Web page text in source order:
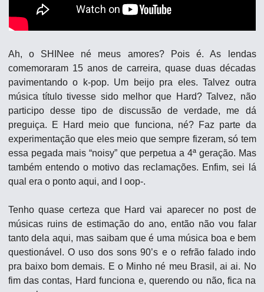
Ah, o SHINee né meus amores? Pois é. As lendas
comemoraram 15 anos de carreira, quase duas décadas
pavimentando o k-pop. Um beijo pra eles. Talvez outra
música título tivesse sido melhor que Hard? Talvez, não
participo desse tipo de discussão de verdade, me dá
preguiça. E Hard meio que funciona, né? Faz parte da
experimentação que eles meio que sempre fizeram, só tem
essa pegada mais “noisy” que perpetua a 4ª geração. Mas
também entendo o motivo das reclamações. Enfim, sei lá
qual era o ponto aqui, and I oop-.
Tenho quase certeza que Hard vai aparecer no post de
músicas ruins de estimação do ano, então não vou falar
tanto dela aqui, mas saibam que é uma música boa e bem
questionável. O uso dos sons 90’s e o refrão falado indo
pra baixo bom demais. E o Minho né meu Brasil, ai ai. No
fim das contas, Hard funciona e, querendo ou não, fica na